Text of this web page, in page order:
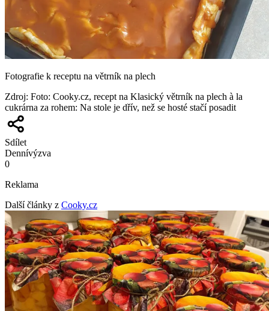
Fotografie k receptu na větrník na plech
Zdroj: Foto: Cooky.cz, recept na Klasický větrník na plech à la
cukrárna za rohem: Na stole je dřív, než se hosté stačí posadit
Sdílet
Dennívýzva
0
Reklama
Další články z Cooky.cz